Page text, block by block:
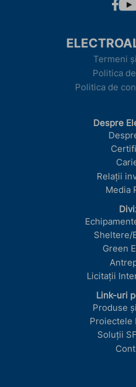
Termeni
Politica
Politica de
Despre
Relații
Media
Sheltere/
Green
Licitații
Link-uri
Produse
Proiectele
Soluții